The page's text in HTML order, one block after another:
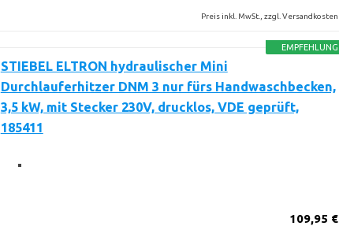
Preis inkl. MwSt., zzgl. Versandkosten
EMPFEHLUNG
STIEBEL ELTRON hydraulischer Mini
Durchlauferhitzer DNM 3 nur fürs Handwaschbecken,
3,5 kW, mit Stecker 230V, drucklos, VDE geprüft,
185411
109,95 €